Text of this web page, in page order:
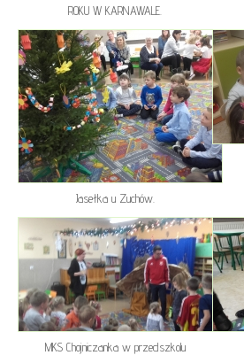
ROKU W KARNAWALE.
Jasełka u Zuchów.
MKS Chojniczanka w przedszkolu